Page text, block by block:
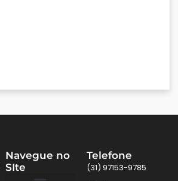
Navegue no
SIte
Telefone
(31) 97153-9785